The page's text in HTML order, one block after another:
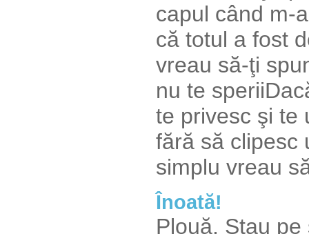
capul când m-
că totul a fost
vreau să-ţi
nu te
te privesc şi te
fără să clipesc
simplu vreau
Înoată!
Plouă. Stau